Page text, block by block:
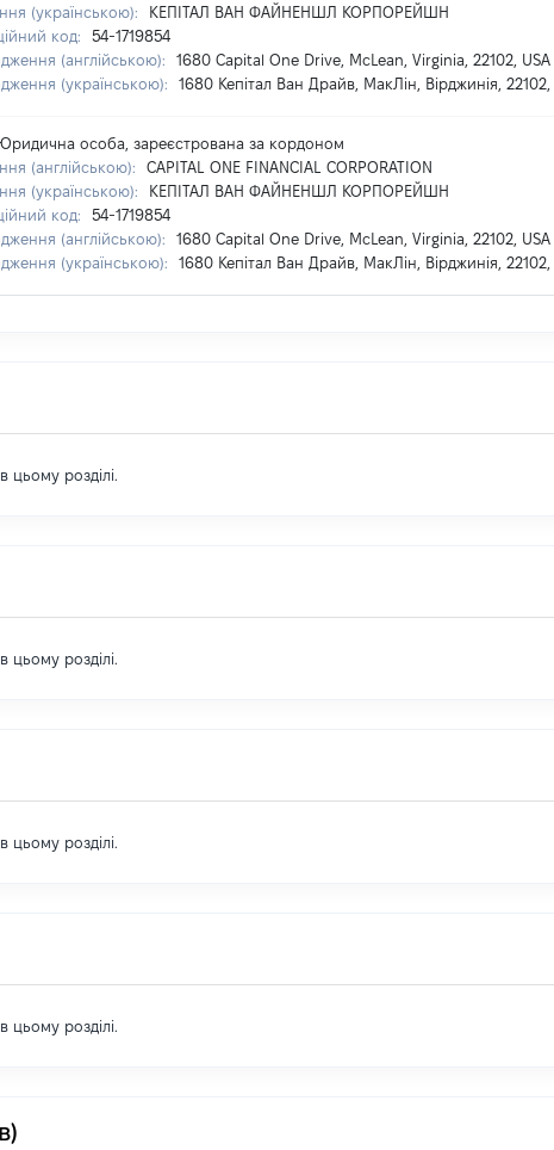
(українською):
КЕПІТАЛ ВАН ФАЙНЕНШЛ КОРПОРЕЙШН
код:
54-1719854
(англійською):
1680 Capital One Drive, McLean, Virginia, 22102, USA
(українською):
1680 Кепітал Ван Драйв, МакЛін, Вірджинія,
Юридична особа, зареєстрована за кордоном
(англійською):
CAPITAL ONE FINANCIAL CORPORATION
(українською):
КЕПІТАЛ ВАН ФАЙНЕНШЛ КОРПОРЕЙШН
код:
54-1719854
(англійською):
1680 Capital One Drive, McLean, Virginia, 22102, USA
(українською):
1680 Кепітал Ван Драйв, МакЛін, Вірджинія,
цьому розділі.
цьому розділі.
цьому розділі.
цьому розділі.